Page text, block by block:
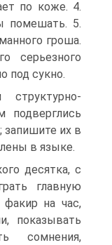
по коже. 4.
по­мешать. 5.
гроша.
серьезного
под сукно.
подверглись
их в
в языке.
десятка, с
главную
факир на час,
показывать
сомнения,